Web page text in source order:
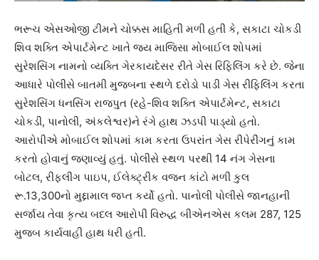
ભરૂચ એસઓજી ટીમને ચોક્કસ માહિતી મળી હતી કે, સકાટા ચોકડી
શિવ શક્તિ એપાર્ટમેન્ટ ખાતે જય માજિસા મોબાઈલ શોપમાં
સુરેશસિંગ નામનો વ્યક્તિ ગેરકાયદેસર રીતે ગેસ રિફિલિંગ કરે છે. જેના
આધારે પોલીસે બાતમી મુજબના સ્થળે દરોડો પાડી ગેસ રીફિલિંગ કરતા
સુરેશસિંગ ધનસિંગ રાજપુત (રહે-શિવ શક્તિ એપાર્ટમેન્ટ, સકાટા
ચોકડી, પાનોલી, અંકલેશ્વર)ને રંગે હાથ ઝડપી પાડ્યો હતો.
આરોપીએ મોબાઈલ શોપમાં કામ કરતા ઉપરાંત ગેસ રીપેરીંગનું કામ
કરતો હોવાનું જણાવ્યું હતું. પોલીસે સ્થળ પરથી 14 નંગ ગેસના
બોટલ, રીફલીંગ પાઇપ, ઈલેક્ટ્રીક વજન કાંટો મળી કુલ
રૂ.13,300નો મુદ્દામાલ જપ્ત કર્યો હતો. પાનોલી પોલીસે જાનહાની
સર્જાય તેવા કૃત્ય બદલ આરોપી વિરુદ્ધ બીએનએસ કલમ 287, 125
મુજબ કાર્યવાહી હાથ ધરી હતી.